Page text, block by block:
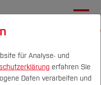
Aktuelles
für Analyse- und
erfahren Sie
Daten verarbeiten und